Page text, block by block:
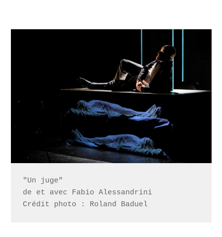
"Un juge"
de et avec Fabio Alessandrini
Crédit photo : Roland Baduel